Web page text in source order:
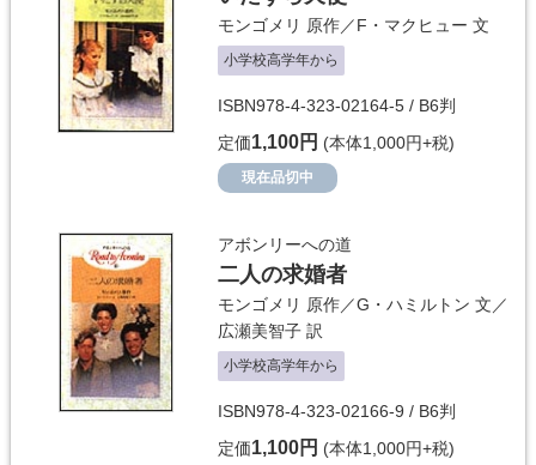
モンゴメリ 原作／F・マクヒュー 文
小学校高学年から
ISBN978-4-323-02164-5 / B6判
定価1,100円 (本体1,000円+税)
現在品切中
アボンリーへの道
二人の求婚者
モンゴメリ 原作／G・ハミルトン 文／
広瀬美智子 訳
小学校高学年から
ISBN978-4-323-02166-9 / B6判
定価1,100円 (本体1,000円+税)